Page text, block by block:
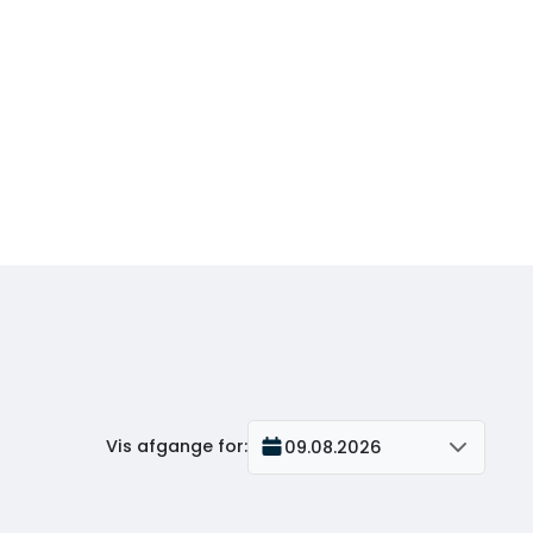
Vis afgange for: 09.08.2026